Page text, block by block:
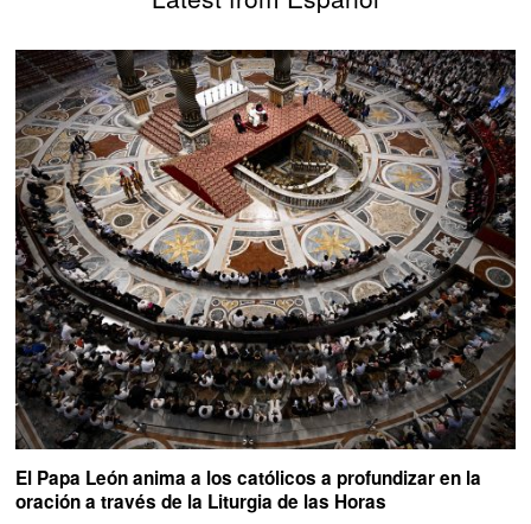
El Papa León anima a los católicos a profundizar en la
oración a través de la Liturgia de las Horas